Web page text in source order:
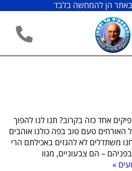
באתר הן להמחשה בלבד
אחד כזה בקרוב? תנו לנו להפוך
האורחים טעם טוב בפה כולנו אוהבים
משתדלים לא להגזים באכילתם הרי
– הם צבעוניים, מגוו
»